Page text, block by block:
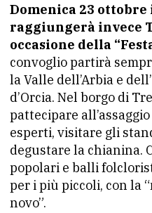
Domenica 23
raggiungerà invece
occasione della
convoglio partirà
la Valle dell’Arbia e
d’Orcia. Nel borgo di
pattecipare
esperti, visitare gli
degustare la chianina.
popolari e balli
per i più piccoli, con la
novo”.